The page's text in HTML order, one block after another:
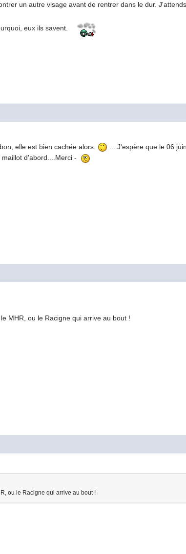
un autre visage avant de rentrer dans le dur.
eux ils savent.
elle est bien cachée alors.
....J'espère que le 06
d'abord....Merci -
MHR, ou le Racigne qui arrive au bout !
ou le Racigne qui arrive au bout !